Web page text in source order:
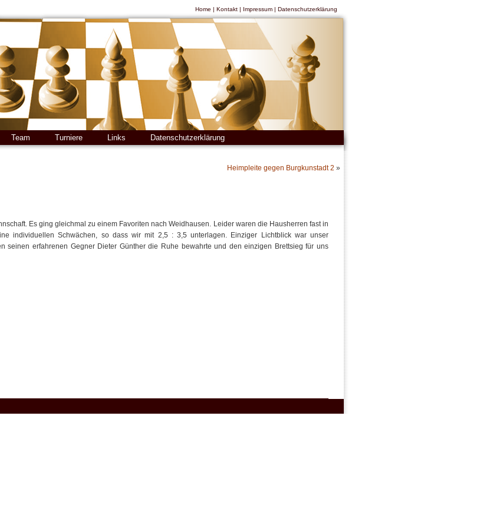
Home | Kontakt | Impressum | Datenschutzerklärung
Team Turniere Links Datenschutzerklärung
Heimpleite gegen Burgkunstadt 2 »
Es ging gleichmal zu einem Favoriten nach Weidhausen. Leider waren die Hausherren fast in
individuellen Schwächen, so dass wir mit 2,5 : 3,5 unterlagen. Einziger Lichtblick war unser
seinen erfahrenen Gegner Dieter Günther die Ruhe bewahrte und den einzigen Brettsieg für uns